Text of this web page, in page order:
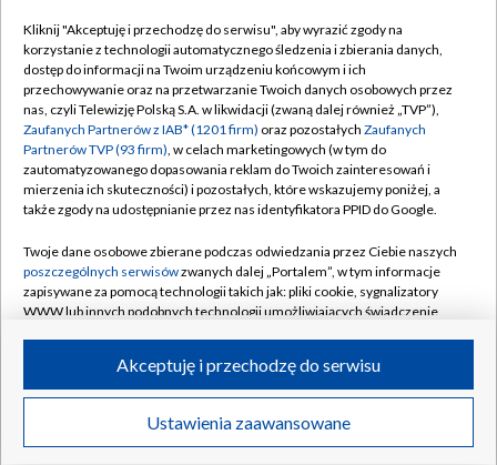
TVP
Abonament TVP
Emisja w TVP
Centrum informacji TVP
Naziemna Telewizja Cyfrowa
Rada Programowa
System NOS
Informacje o nadawcy
Program dla prasy
Ogłoszenie przetargowe
Regulamin TVP
Polityka prywatności
Moje zgody
Pomoc
Kontakt
Kanały
©2026 Telewizja Polska S.A. w likwidacji
Kliknij "Akceptuję i przechodzę do serwisu", aby wyrazić zgody na
korzystanie z technologii automatycznego śledzenia i zbierania danych,
dostęp do informacji na Twoim urządzeniu końcowym i ich
przechowywanie oraz na przetwarzanie Twoich danych osobowych przez
nas, czyli Telewizję Polską S.A. w likwidacji (zwaną dalej również „TVP”),
Zaufanych Partnerów z IAB* (1201 firm) oraz pozostałych Zaufanych
Partnerów TVP (93 firm), w celach marketingowych (w tym do
zautomatyzowanego dopasowania reklam do Twoich zainteresowań i
mierzenia ich skuteczności) i pozostałych, które wskazujemy poniżej, a
także zgody na udostępnianie przez nas identyfikatora PPID do Google.
Twoje dane osobowe zbierane podczas odwiedzania przez Ciebie naszych
poszczególnych serwisówzwanych dalej „Portalem”, w tym informacje
zapisywane za pomocą technologii takich jak: pliki cookie, sygnalizatory
WWW lub innych podobnych technologii umożliwiających świadczenie
ruchu w Internecie.
Twoje dane osobowe zbierane podczas odwiedzania przez Ciebie
poszczególnych serwisówna Portalu, takie jak adresy IP, identyfikatory
Ustawienia zaawansowane
Akceptuję i przechodzę do serwisu